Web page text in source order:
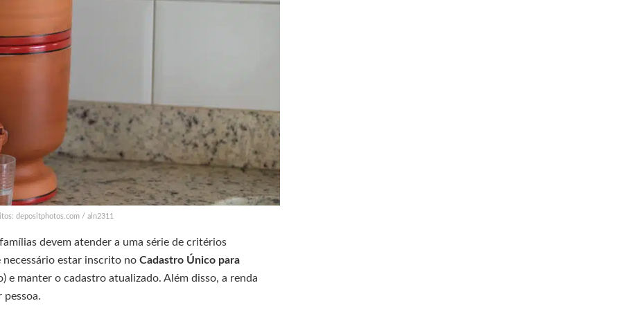
depositphotos.com / aln2311
devem atender a uma série de critérios
necessário estar inscrito no Cadastro Único para
e manter o cadastro atualizado. Além disso, a renda